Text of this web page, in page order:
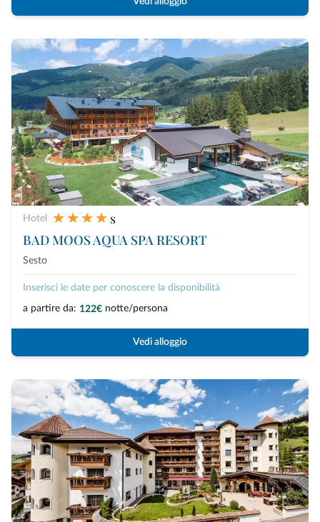
Hotel
s
BAD MOOS AQUA SPA RESORT
Sesto
Inserisci le date per conoscere la disponibilità
a partire da: 122€ notte/persona
Vedi alloggio